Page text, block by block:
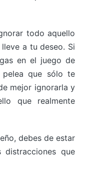
todo aquello
a tu deseo. Si
en el juego de
que sólo te
mejor ignorarla y
que realmente
debes de estar
distracciones que